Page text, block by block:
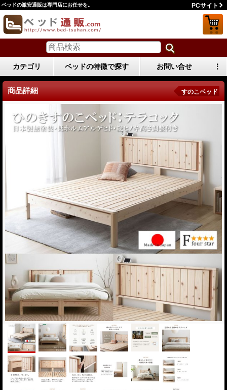
ベッドの激安通販は専門店にお任せを。 PCサイト
カテゴリ ベッドの特徴で探す お問い合せ ⋮
商品詳細 すのこベッド